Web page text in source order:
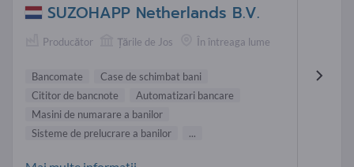
SUZOHAPP Netherlands B.V.
Producător Țările de Jos În întreaga lume
Bancomate
Case de schimbat bani
Cititor de bancnote
Automatizari bancare
Masini de numarare a banilor
Sisteme de prelucrare a banilor
...